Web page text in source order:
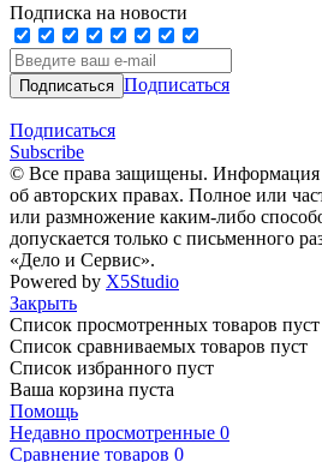
Подписка на новости
Подписаться
Подписаться
Subscribe
© Все права защищены. Информация
об авторских правах. Полное или
или размножение каким-либо
допускается только с письменного
«Дело и Сервис».
Powered by X5Studio
Закрыть
Список просмотренных товаров пуст
Список сравниваемых товаров пуст
Список избранного пуст
Ваша корзина пуста
Помощь
Недавно просмотренные 0
Сравнение товаров 0